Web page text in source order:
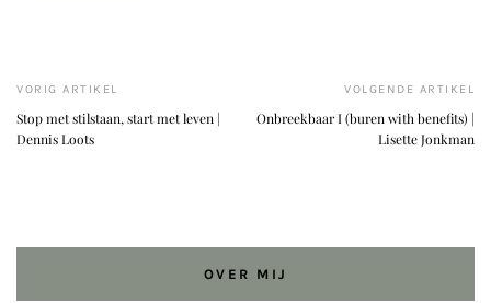
VORIG ARTIKEL
Stop met stilstaan, start met leven |
Dennis Loots
VOLGENDE ARTIKEL
Onbreekbaar I (buren with benefits) |
Lisette Jonkman
OVER MIJ